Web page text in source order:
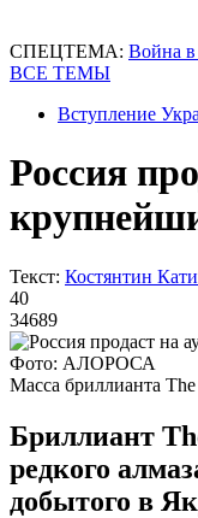
СПЕЦТЕМА: Война
ВСЕ ТЕМЫ
Вступление
Россия
Текст: Костянтин
40
34689
Фото: АЛОРОСА
Масса бриллианта The
Бриллиант
редкого
добытого в